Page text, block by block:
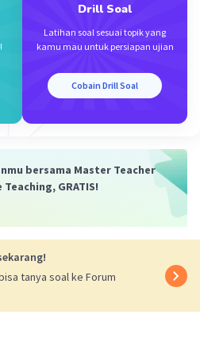
R adalah PQ 2/2
R adalah QR = 1
depan/samping ( de/sa):
Drill Soal
Latihan soal sesuai topik yang
kamu mau untuk persiapan ujian
Cobain Drill Soal
bersama Master Teacher
Teaching, GRATIS!
tanya soal ke Forum